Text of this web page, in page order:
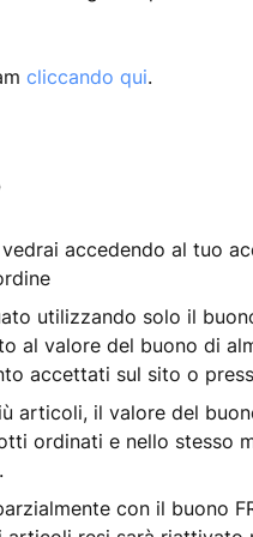
cliccando qui.
accedendo al tuo
utilizzando solo il
al valore del buono di
accettati sul sito o
articoli, il valore del
ordinati e nello stesso
con il buono